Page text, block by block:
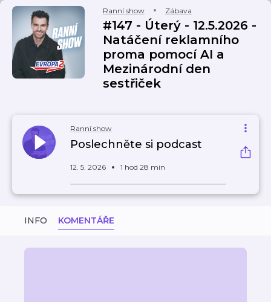
Ranní show Zábava
#147 - Úterý - 12.5.2026 -
Natáčení reklamního
proma pomocí AI a
Mezinárodní den
sestřiček
Ranní show
Poslechněte si podcast
12. 5. 2026 1 hod 28 min
INFO KOMENTÁŘE